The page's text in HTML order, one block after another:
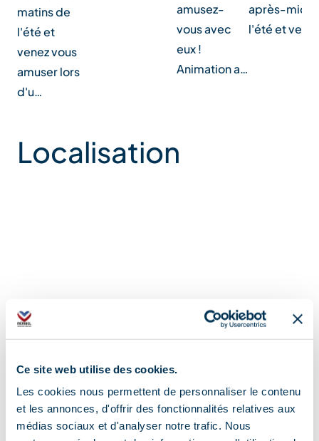
Ce site web utilise des cookies.
Les cookies nous permettent de personnaliser le contenu
et les annonces, d'offrir des fonctionnalités relatives aux
médias sociaux et d'analyser notre trafic. Nous
matins de
l'été et
venez vous
amuser lors
d'u…
amusez-
vous avec
eux !
Animation a…
après-midi
l'été et
Localisation